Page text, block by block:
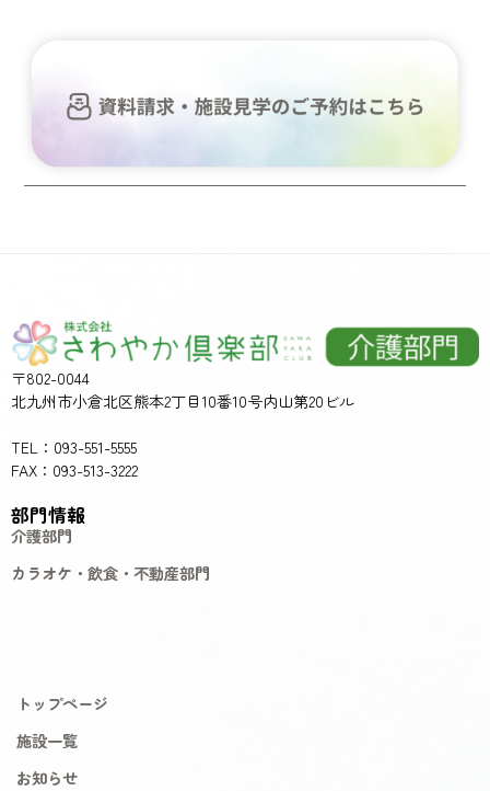
〒802-0044
北九州市小倉北区熊本2丁目10番10号内山第20ビル
TEL：093-551-5555
FAX：093-513-3222
部門情報
介護部門
カラオケ・飲食・不動産部門
トップページ
施設一覧
お知らせ